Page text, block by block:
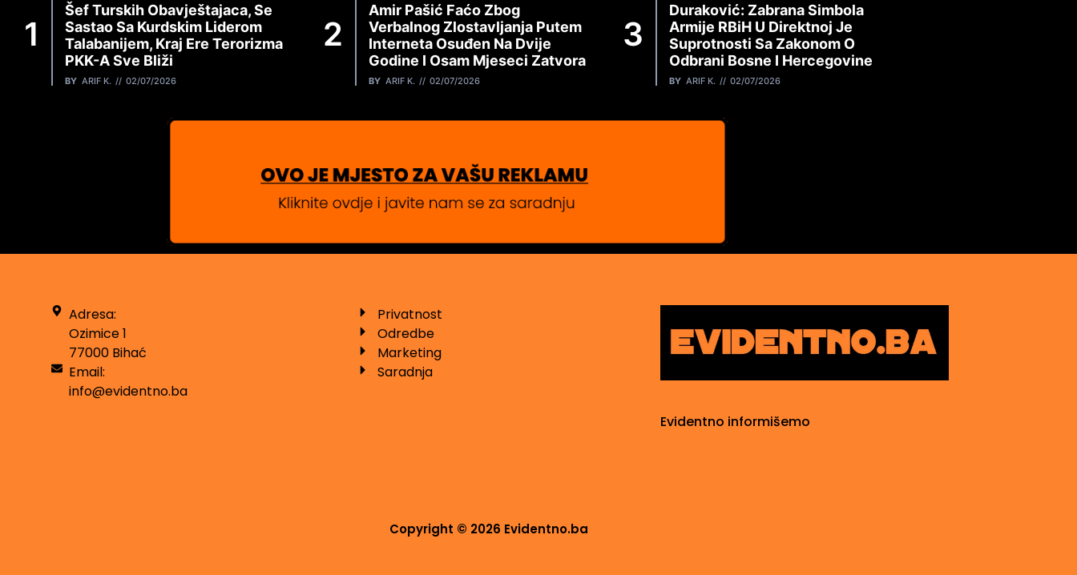
Šef Turskih Obavještajaca, Se
Sastao Sa Kurdskim Liderom
Talabanijem, Kraj Ere Terorizma
PKK-A Sve Bliži
BY ARIF K. 02/07/2026
Amir Pašić Faćo Zbog
Verbalnog Zlostavljanja Putem
Interneta Osuđen Na Dvije
Godine I Osam Mjeseci Zatvora
BY ARIF K. 02/07/2026
Duraković: Zabrana Simbola
Armije RBiH U Direktnoj Je
Suprotnosti Sa Zakonom O
Odbrani Bosne I Hercegovine
BY ARIF K. 02/07/2026
Adresa:
Ozimice 1
77000 Bihać
Email:
info@evidentno.ba
Privatnost
Odredbe
Marketing
Saradnja
Evidentno informišemo
Copyright © 2026 Evidentno.ba